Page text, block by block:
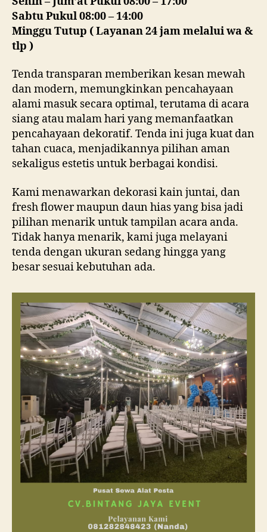
Sabtu Pukul 08:00 – 14:00
Minggu Tutup ( Layanan 24 jam melalui wa &
tlp )
Tenda transparan memberikan kesan mewah
dan modern, memungkinkan pencahayaan
alami masuk secara optimal, terutama di acara
siang atau malam hari yang memanfaatkan
pencahayaan dekoratif. Tenda ini juga kuat dan
tahan cuaca, menjadikannya pilihan aman
sekaligus estetis untuk berbagai kondisi.
Kami menawarkan dekorasi kain juntai, dan
fresh flower maupun daun hias yang bisa jadi
pilihan menarik untuk tampilan acara anda.
Tidak hanya menarik, kami juga melayani
tenda dengan ukuran sedang hingga yang
besar sesuai kebutuhan ada.